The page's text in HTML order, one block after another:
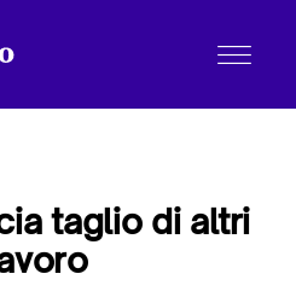
taglio di altri